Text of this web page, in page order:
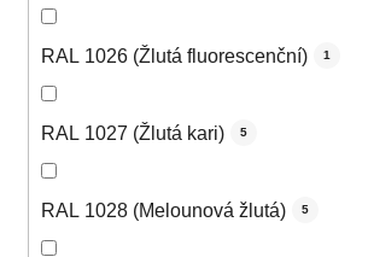
RAL 1026 (Žlutá fluorescenční) 1
RAL 1027 (Žlutá kari) 5
RAL 1028 (Melounová žlutá) 5